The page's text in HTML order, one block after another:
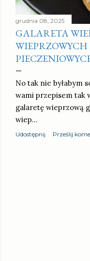
grudnia 08, 2025
GALARETA
WIEPRZOWYCH
No tak nie byłabym
wami przepisem tak
galaretę wieprzową
wiep…
Udostępnij Prześlij